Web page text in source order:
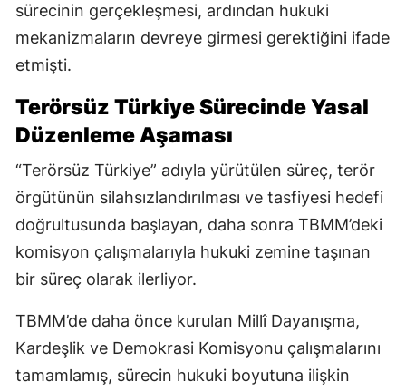
sürecinin gerçekleşmesi, ardından hukuki
mekanizmaların devreye girmesi gerektiğini ifade
etmişti.
Terörsüz Türkiye Sürecinde Yasal
Düzenleme Aşaması
“Terörsüz Türkiye” adıyla yürütülen süreç, terör
örgütünün silahsızlandırılması ve tasfiyesi hedefi
doğrultusunda başlayan, daha sonra TBMM’deki
komisyon çalışmalarıyla hukuki zemine taşınan
bir süreç olarak ilerliyor.
TBMM’de daha önce kurulan Millî Dayanışma,
Kardeşlik ve Demokrasi Komisyonu çalışmalarını
tamamlamış, sürecin hukuki boyutuna ilişkin